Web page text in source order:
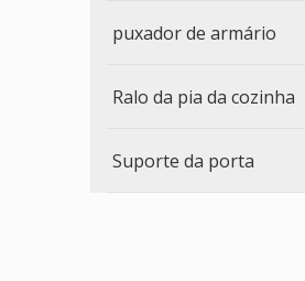
puxador de armário
Ralo da pia da cozinha
Suporte da porta